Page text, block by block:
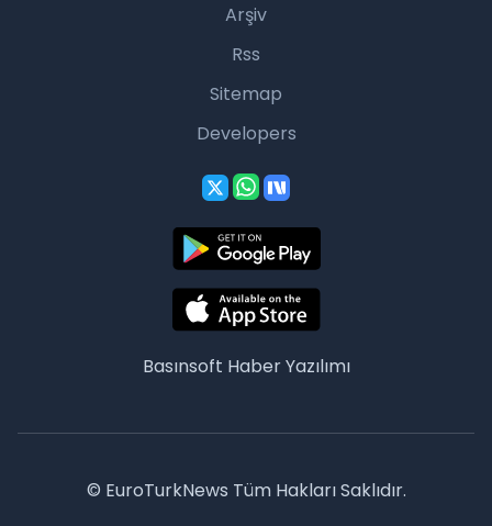
Arşiv
Rss
Sitemap
Developers
Basınsoft Haber Yazılımı
© EuroTurkNews Tüm Hakları Saklıdır.